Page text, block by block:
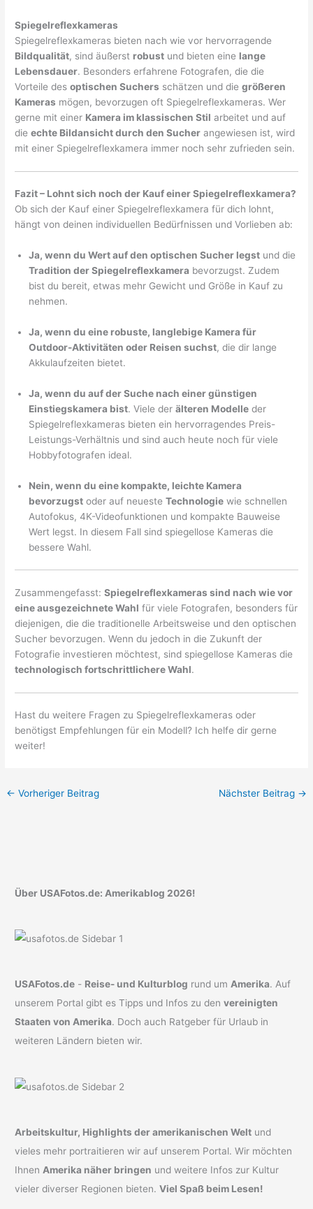
Spiegelreflexkameras
Spiegelreflexkameras bieten nach wie vor hervorragende
Bildqualität, sind äußerst robust und bieten eine lange
Lebensdauer. Besonders erfahrene Fotografen, die die
Vorteile desoptischen Suchers schätzen und diegrößeren
Kameras mögen, bevorzugen oft Spiegelreflexkameras. Wer
gerne mit einer Kamera im klassischen Stil arbeitet und auf
dieechte Bildansicht durch den Sucher angewiesen ist, wird
mit einer Spiegelreflexkamera immer noch sehr zufrieden sein.
Fazit – Lohnt sich noch der Kauf einer Spiegelreflexkamera?
Ob sich der Kauf einer Spiegelreflexkamera für dich lohnt,
hängt von deinen individuellen Bedürfnissen und Vorlieben ab:
Ja, wenn du Wert auf den optischen Sucher legst und die
Tradition der Spiegelreflexkamera bevorzugst. Zudem
bist du bereit, etwas mehr Gewicht und Größe in Kauf zu
nehmen.
Ja, wenn du eine robuste, langlebige Kamera für
Outdoor-Aktivitäten oder Reisen suchst, die dir lange
Akkulaufzeiten bietet.
Ja, wenn du auf der Suche nach einer günstigen
Einstiegskamera bist. Viele derälteren Modelle der
Spiegelreflexkameras bieten ein hervorragendes Preis-
Leistungs-Verhältnis und sind auch heute noch für viele
Hobbyfotografen ideal.
Nein, wenn du eine kompakte, leichte Kamera
bevorzugst oder auf neuesteTechnologie wie schnellen
Autofokus, 4K-Videofunktionen und kompakte Bauweise
Wert legst. In diesem Fall sind spiegellose Kameras die
bessere Wahl.
Zusammengefasst:Spiegelreflexkameras sind nach wie vor
eine ausgezeichnete Wahl für viele Fotografen, besonders für
diejenigen, die die traditionelle Arbeitsweise und den optischen
Sucher bevorzugen. Wenn du jedoch in die Zukunft der
Fotografie investieren möchtest, sind spiegellose Kameras die
technologisch fortschrittlichere Wahl.
Hast du weitere Fragen zu Spiegelreflexkameras oder
benötigst Empfehlungen für ein Modell? Ich helfe dir gerne
weiter!
← Vorheriger Beitrag Nächster Beitrag →
Über USAFotos.de: Amerikablog 2026!
USAFotos.de - Reise- und Kulturblog rund umAmerika. Auf
unserem Portal gibt es Tipps und Infos zu denvereinigten
Staaten von Amerika. Doch auch Ratgeber für Urlaub in
weiteren Ländern bieten wir.
Arbeitskultur, Highlights der amerikanischen Welt und
vieles mehr portraitieren wir auf unserem Portal. Wir möchten
Ihnen Amerika näher bringen und weitere Infos zur Kultur
vieler diverser Regionen bieten.Viel Spaß beim Lesen!